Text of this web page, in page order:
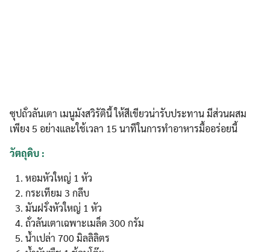
ซุปถั่วลันเตา เมนูมังสวิรัตินี้ ให้สีเขียวน่ารับประทาน มีส่วนผสม
เพียง 5 อย่างและใช้เวลา 15 นาทีในการทำอาหารมื้ออร่อยนี้
วัตถุดิบ :
หอมหัวใหญ่ 1 หัว
กระเทียม 3 กลีบ
มันฝรั่งหัวใหญ่ 1 หัว
ถั่วลันเตาเฉพาะเมล็ด 300 กรัม
น้ำเปล่า 700 มิลลิลิตร